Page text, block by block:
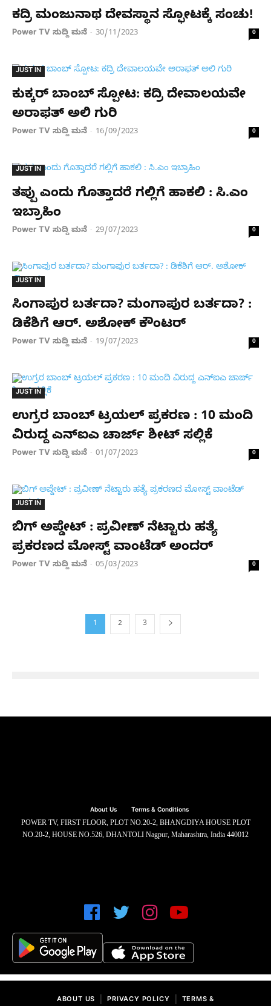
ಕದ್ರಿ ಮಂಜುನಾಥ ದೇವಸ್ಥಾನ ಸ್ಫೋಟಕ್ಕೆ ಸಂಚು!
Power TV ಸುದ್ದಿ ಮನೆ - 30/11/2023 0
JUST IN
ಕುಕ್ಕರ್​ ಬಾಂಬ್​ ಸ್ಪೋಟ: ಕದ್ರಿ ದೇವಾಲಯವೇ
ಅರಾಫತ್ ಅಲಿ ಗುರಿ
Power TV ಸುದ್ದಿ ಮನೆ - 16/09/2023 0
JUST IN
ತಪ್ಪು ಎಂದು ಗೊತ್ತಾದರೆ ಗಲ್ಲಿಗೆ ಹಾಕಲಿ : ಸಿ.ಎಂ
ಇಬ್ರಾಹಿಂ
Power TV ಸುದ್ದಿ ಮನೆ - 29/07/2023 0
JUST IN
ಸಿಂಗಾಪುರ ಬರ್ತದಾ? ಮಂಗಾಪುರ ಬರ್ತದಾ? :
ಡಿಕೆಶಿಗೆ ಆರ್. ಅಶೋಕ್ ಕೌಂಟರ್
Power TV ಸುದ್ದಿ ಮನೆ - 19/07/2023 0
JUST IN
ಉಗ್ರರ ಬಾಂಬ್ ಟ್ರಯಲ್ ಪ್ರಕರಣ : 10 ಮಂದಿ
ವಿರುದ್ದ ಎನ್ಐಎ ಚಾರ್ಜ್ ಶೀಟ್ ಸಲ್ಲಿಕೆ
Power TV ಸುದ್ದಿ ಮನೆ - 01/07/2023 0
JUST IN
ಬಿಗ್ ಅಪ್ಡೇಟ್ : ಪ್ರವೀಣ್ ನೆಟ್ಟಾರು ಹತ್ಯೆ
ಪ್ರಕರಣದ ಮೋಸ್ಟ್ ವಾಂಟೆಡ್ ಅಂದರ್
Power TV ಸುದ್ದಿ ಮನೆ - 05/03/2023 0
1 2 3
About Us Terms & Conditions
POWER TV, FIRST FLOOR, PLOT NO.20-2, BHANGDIYA HOUSE PLOT
NO.20-2, HOUSE NO.526, DHANTOLI Nagpur, Maharashtra, India 440012
ABOUT US PRIVACY POLICY TERMS &